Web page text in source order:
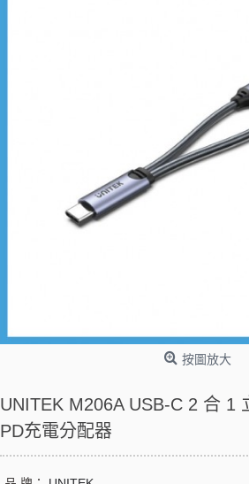
按圖放大
UNITEK M206A USB-C 2 合 1
PD充電分配器